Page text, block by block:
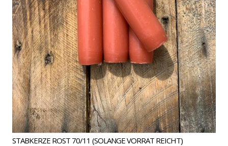
STABKERZE ROST 70/11 (SOLANGE VORRAT REICHT)